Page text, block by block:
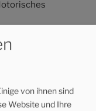
von ihnen sind
Website und Ihre